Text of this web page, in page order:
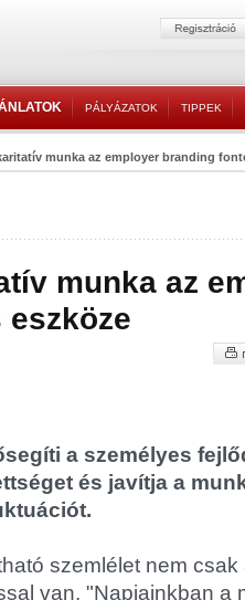
PÁLYÁZATOK TIPPEK
munka az employer branding
munka az
a személyes
és javítja a
szemlélet nem
van. "Napjainkban a